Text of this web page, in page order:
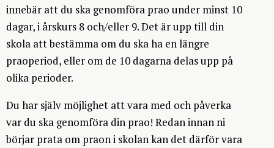
innebär att du ska genomföra prao under minst 10
dagar, i årskurs 8 och/eller 9. Det är upp till din
skola att bestämma om du ska ha en längre
praoperiod, eller om de 10 dagarna delas upp på
olika perioder.
Du har själv möjlighet att vara med och påverka
var du ska genomföra din prao! Redan innan ni
börjar prata om praon i skolan kan det därför vara